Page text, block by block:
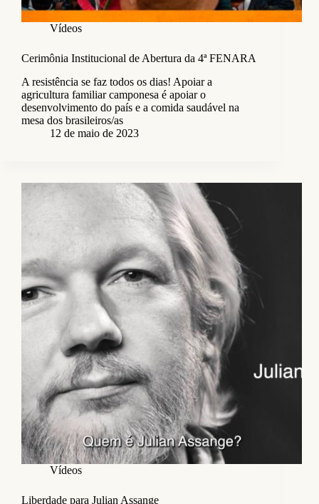
Vídeos
Cerimônia Institucional de Abertura da 4ª FENARA
A resistência se faz todos os dias! Apoiar a
agricultura familiar camponesa é apoiar o
desenvolvimento do país e a comida saudável na
mesa dos brasileiros/as
12 de maio de 2023
Vídeos
Liberdade para Julian Assange